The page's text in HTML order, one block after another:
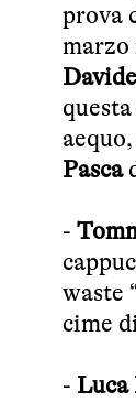
prova
marzo
Pasca
-
waste
cime
- Luca